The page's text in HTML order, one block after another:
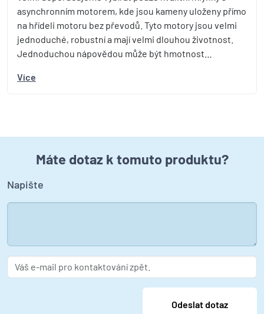
asynchronním motorem, kde jsou kameny uloženy přímo
na hřídeli motoru bez převodů. Tyto motory jsou velmi
jednoduché, robustní a mají velmi dlouhou životnost.
Jednoduchou nápovědou může být hmotnost…
Více
Máte dotaz k tomuto produktu?
Napište